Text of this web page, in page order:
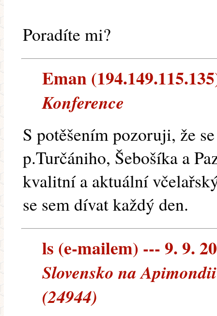
Poradíte mi?
Eman
Konference
S potěšením pozoruji, že
p.Turčániho, Šebošíka a
kvalitní a aktuální
se sem dívat každý den.
ls (e-mailem) --- 9. 9.
Slovensko na
(24944)